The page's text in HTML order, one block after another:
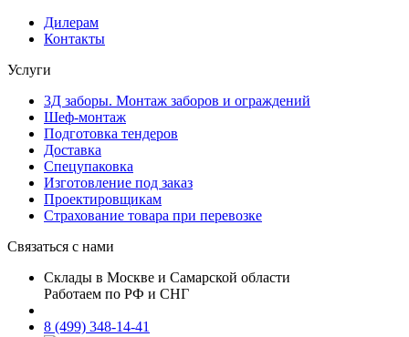
Дилерам
Контакты
Услуги
3Д заборы. Монтаж заборов и ограждений
Шеф-монтаж
Подготовка тендеров
Доставка
Спецупаковка
Изготовление под заказ
Проектировщикам
Страхование товара при перевозке
Связаться с нами
Склады в Москве и Самарской области
Работаем по РФ и СНГ
8 (499) 348-14-41